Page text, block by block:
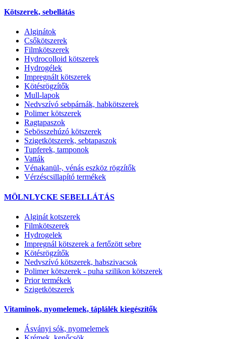
Kötszerek, sebellátás
Alginátok
Csőkötszerek
Filmkötszerek
Hydrocolloid kötszerek
Hydrogélek
Impregnált kötszerek
Kötésrögzítők
Mull-lapok
Nedvszívó sebpárnák, habkötszerek
Polimer kötszerek
Ragtapaszok
Sebösszehúzó kötszerek
Szigetkötszerek, sebtapaszok
Tupferek, tamponok
Vatták
Vénakanül-, vénás eszköz rögzítők
Vérzéscsillapító termékek
MÖLNLYCKE SEBELLÁTÁS
Alginát kotszerek
Filmkötszerek
Hydrogelek
Impregnál kötszerek a fertőzött sebre
Kötésrögzítők
Nedvszívó kötszerek, habszivacsok
Polimer kötszerek - puha szilikon kötszerek
Prior termékek
Szigetkötszerek
Vitaminok, nyomelemek, táplálék kiegészítők
Ásványi sók, nyomelemek